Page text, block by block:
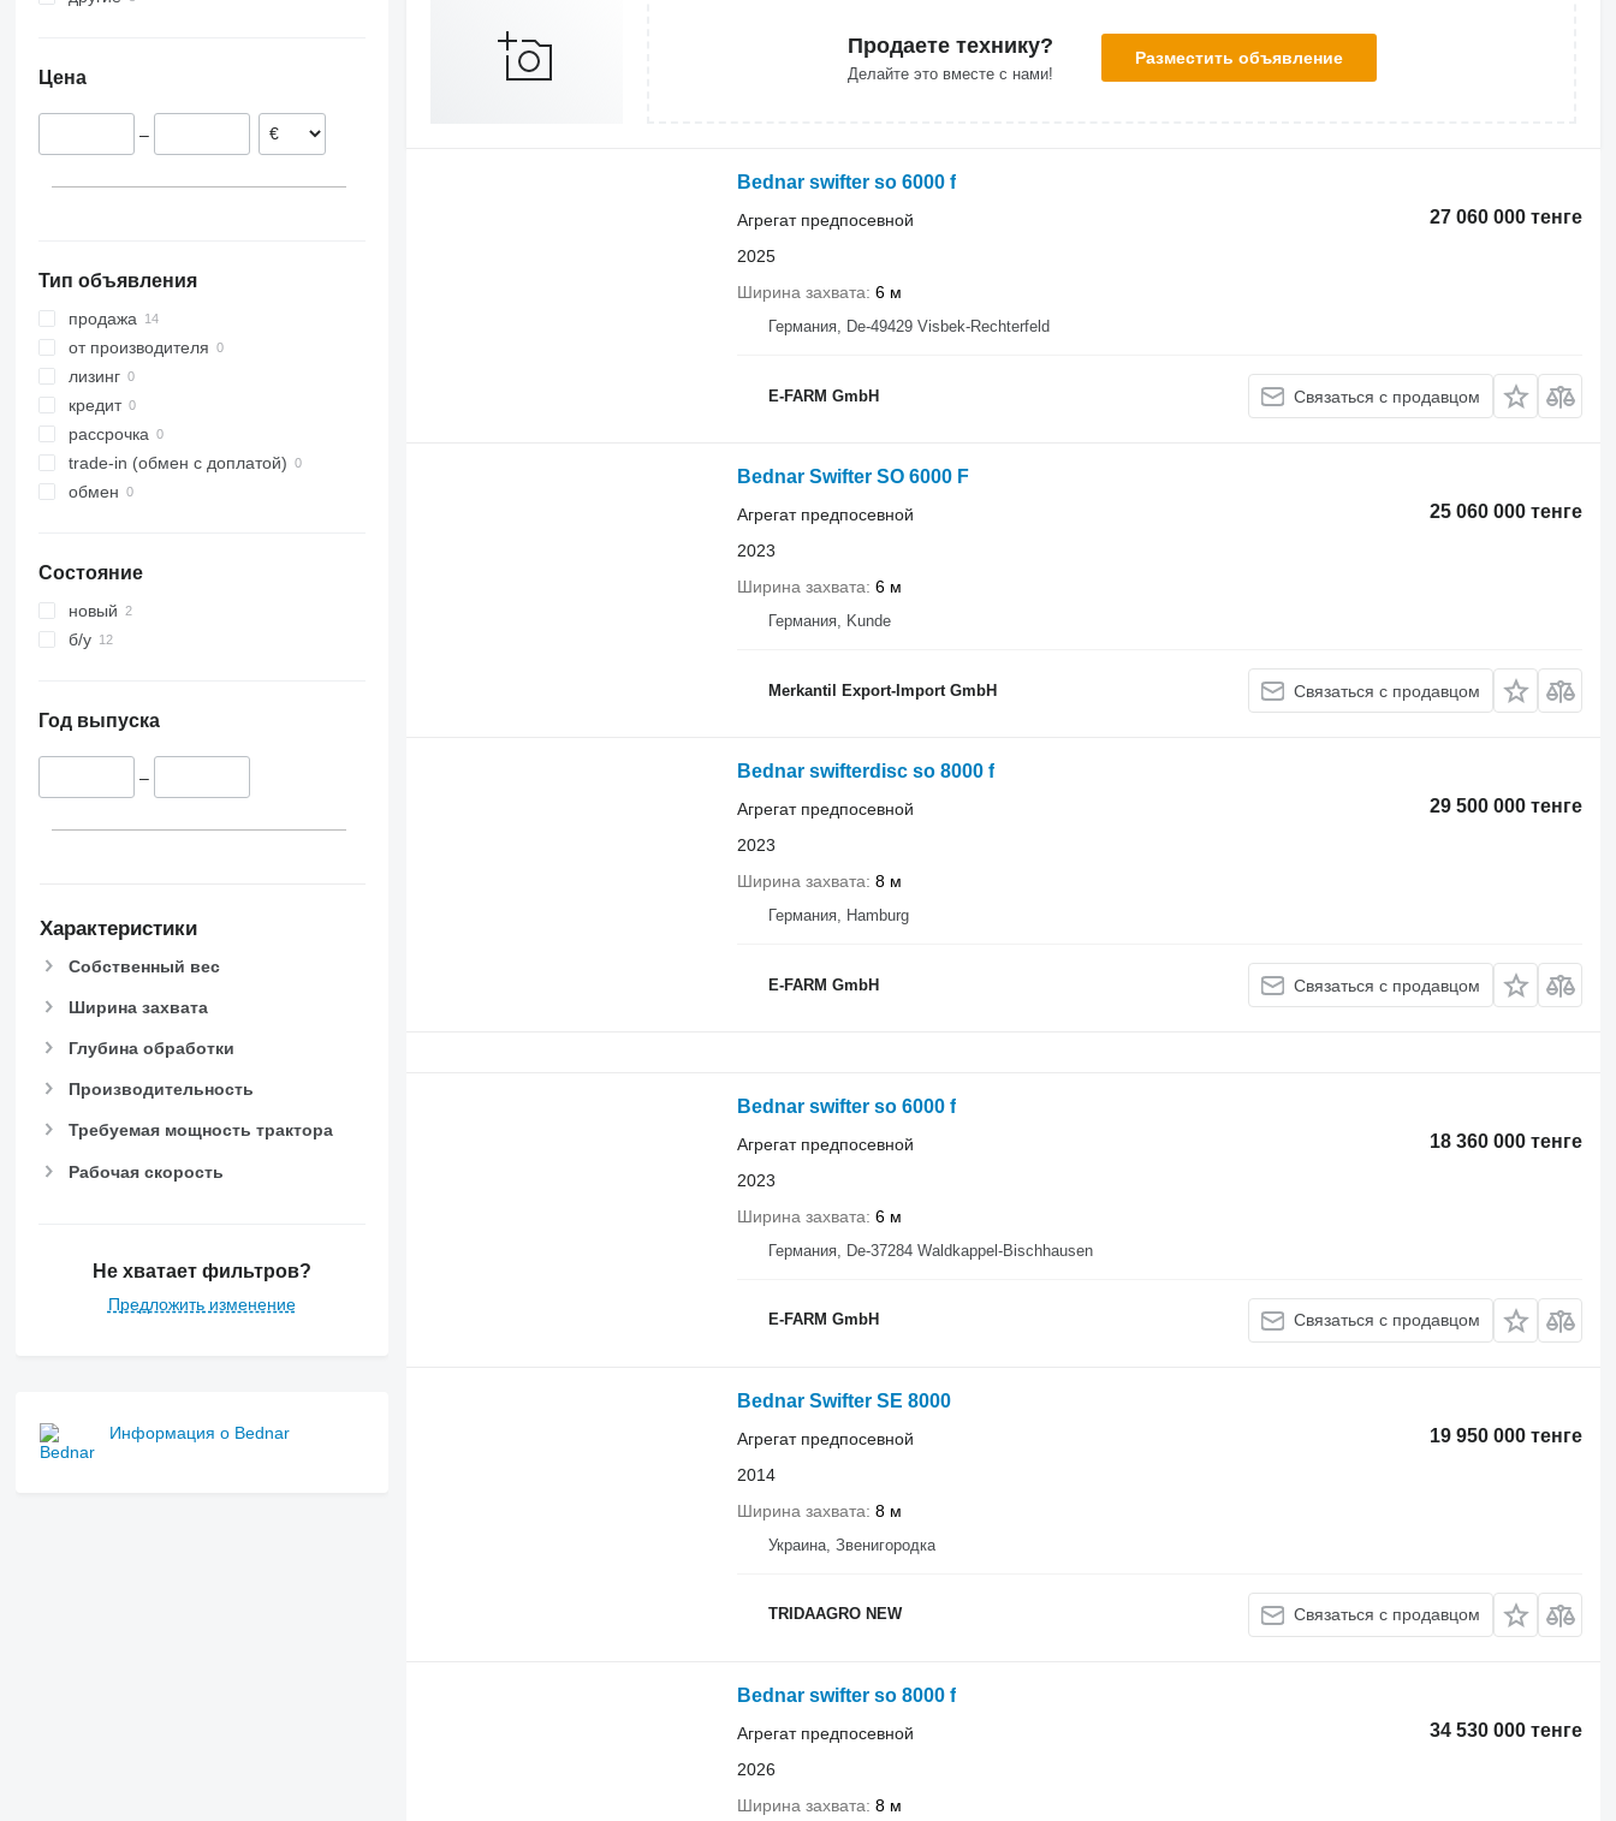
Цена
–
Тип объявления
продажа
от производителя
лизинг
кредит
рассрочка
trade-in (обмен с доплатой)
обмен
Состояние
новый
б/у
Год выпуска
–
Характеристики
Собственный вес
Ширина захвата
Глубина обработки
Производительность
Требуемая мощность трактора
Рабочая скорость
Не хватает фильтров?
Предложить изменение
Информация о Bednar
Продаете технику?
Делайте это вместе с нами!
Разместить объявление
Bednar swifter so 6000 f
27 060 000 тенге
Агрегат предпосевной
2025
Ширина захвата 6 м
Германия, De-49429 Visbek-Rechterfeld
E-FARM GmbH Связаться с продавцом
Bednar Swifter SO 6000 F
25 060 000 тенге
Агрегат предпосевной
2023
Ширина захвата 6 м
Германия, Kunde
Merkantil Export-Import GmbH Связаться с продавцом
Bednar swifterdisc so 8000 f
29 500 000 тенге
Агрегат предпосевной
2023
Ширина захвата 8 м
Германия, Hamburg
E-FARM GmbH Связаться с продавцом
Bednar swifter so 6000 f
18 360 000 тенге
Агрегат предпосевной
2023
Ширина захвата 6 м
Германия, De-37284 Waldkappel-Bischhausen
E-FARM GmbH Связаться с продавцом
Bednar Swifter SE 8000
19 950 000 тенге
Агрегат предпосевной
2014
Ширина захвата 8 м
Украина, Звенигородка
TRIDAAGRO NEW Связаться с продавцом
Bednar swifter so 8000 f
34 530 000 тенге
Агрегат предпосевной
2026
Ширина захвата 8 м